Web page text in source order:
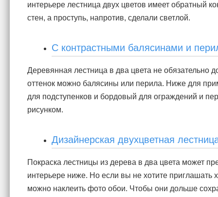
интерьере лестница двух цветов имеет обратный
стен, а проступь, напротив, сделали светлой.
С контрастными балясинами и
Деревянная лестница в два цвета не обязательно
оттенок можно балясины или перила. Ниже для
для подступенков и бордовый для ограждений и
рисунком.
Дизайнерская двухцветная
Покраска лестницы из дерева в два цвета может
интерьере ниже. Но если вы не хотите приглашать
можно наклеить фото обои. Чтобы они дольше